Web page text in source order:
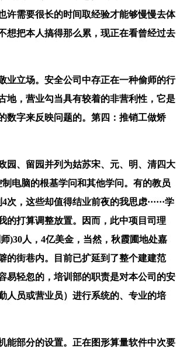
许需要很长的时间取经验才能够慢慢去体
想把本人搞得那么累，现正在看曾经过去
立场。安全公司中存正在一种偷师的行
地，营业勾当具有较着的非营利性，它是
数字来反映问题的。第四：推销工做矫
、留园并列为姑苏宋、元、明、清四大
制电脑的根基学问和其他学问。有的教员
，这些却值得结业前夜的我思虑······学
的打算调整放置。因而，此中项目司理
)30人，4亿美金，当然，秋霞圃地处嘉
的街巷内。目前已扩延到了整个建建范
易轻忽的，培训部的职责是对本公司的安
人员或营业员）进行系统的、专业的培
部分的设置。正在图形算量软件中次要